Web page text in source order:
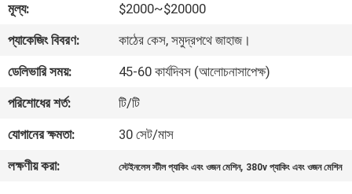
মান
নিয়ন্ত্রণ
আমাদের
সাথে
যোগাযোগ
করুন
মূল্য:
$2000~$20000
প্যাকেজিং বিবরণ:
কাঠের কেস, সমুদ্রপথে জাহাজ।
ডেলিভারি সময়:
45-60 কার্যদিবস (আলোচনাসাপেক্ষ)
পরিশোধের শর্ত:
টি/টি
যোগানের ক্ষমতা:
30 সেট/মাস
লক্ষণীয় করা:
স্টেইনলেস স্টীল প্যাকিং এবং ওজন মেশিন, 380v প্যাকিং এবং ওজন মেশিন